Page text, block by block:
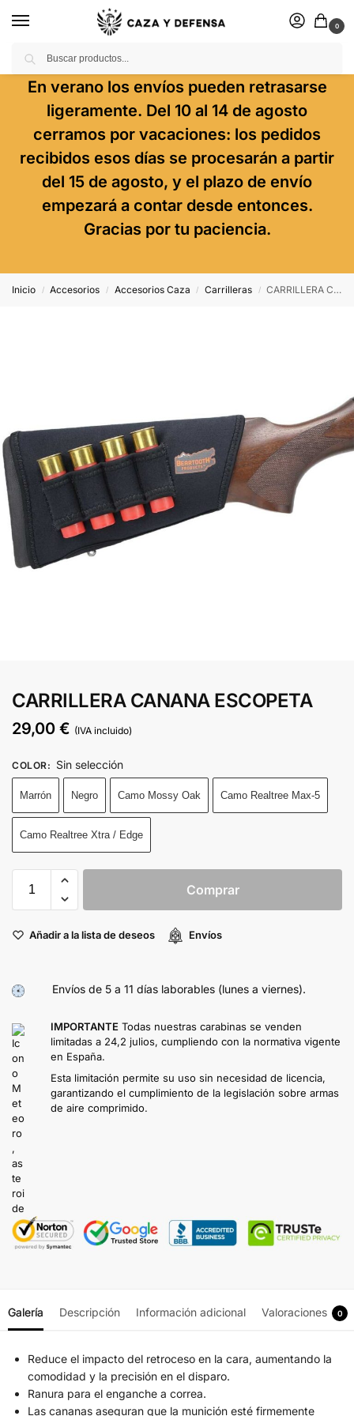
0
En verano los envíos pueden retrasarse
ligeramente. Del 10 al 14 de agosto
cerramos por vacaciones: los pedidos
recibidos esos días se procesarán a partir
del 15 de agosto, y el plazo de envío
empezará a contar desde entonces.
Gracias por tu paciencia.
Inicio / Accesorios / Accesorios Caza / Carrilleras / CARRILLERA CANANA ESCOPETA
CARRILLERA CANANA ESCOPETA
29,00 € (IVA incluido)
COLOR: Sin selección
Marrón Negro Camo Mossy Oak Camo Realtree Max-5
Camo Realtree Xtra / Edge
Comprar
Añadir a la lista de deseos Envíos
Envíos de 5 a 11 días laborables (lunes a viernes).
IMPORTANTE Todas nuestras carabinas se venden
limitadas a 24,2 julios, cumpliendo con la normativa vigente
en España.
Esta limitación permite su uso sin necesidad de licencia,
garantizando el cumplimiento de la legislación sobre armas
de aire comprimido.
Galería Descripción Información adicional Valoraciones 0
Reduce el impacto del retroceso en la cara, aumentando la
comodidad y la precisión en el disparo.
Ranura para el enganche a correa.
Las cananas aseguran que la munición esté firmemente